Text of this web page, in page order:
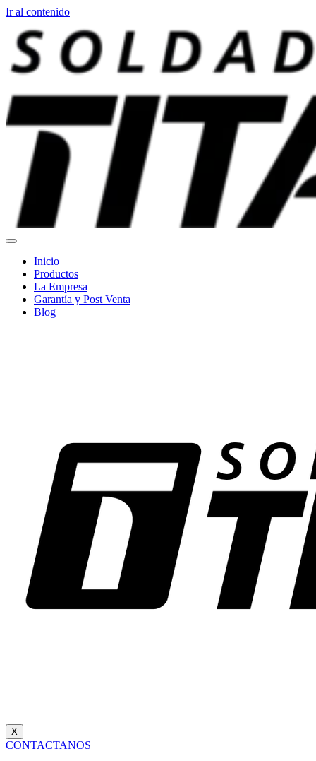
Ir al contenido
Inicio
Productos
La Empresa
Garantía y Post Venta
Blog
X
CONTACTANOS